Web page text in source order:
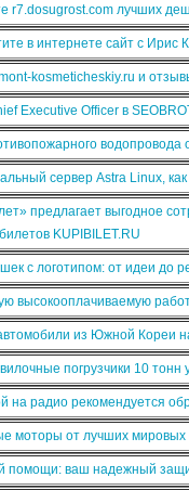
r7.dosugrost.com лучших
в интернете сайт с Ирис
kosmeticheskiy.ru и
Executive Officer в
сервер Astra Linux,
предлагает выгодное
KUPIBILET.RU
с логотипом: от идеи до
высокооплачиваемую
из Южной Кореи
погрузчики 10
на радио рекомендуется
моторы от лучших
помощи: ваш надежный